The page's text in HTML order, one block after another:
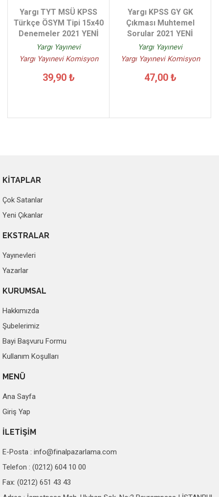
Yargı TYT MSÜ KPSS
Türkçe ÖSYM Tipi 15x40
Denemeler 2021 YENİ
Yargı Yayınevi
Yargı Yayınevi Komisyon
39,90 ₺
Yargı KPSS GY GK
Çıkması Muhtemel
Sorular 2021 YENİ
Yargı Yayınevi
Yargı Yayınevi Komisyon
47,00 ₺
KİTAPLAR
Çok Satanlar
Yeni Çıkanlar
EKSTRALAR
Yayınevleri
Yazarlar
KURUMSAL
Hakkımızda
Şubelerimiz
Bayi Başvuru Formu
Kullanım Koşulları
MENÜ
Ana Sayfa
Giriş Yap
İLETİŞİM
E-Posta : info@finalpazarlama.com
Telefon : (0212) 604 10 00
Fax: (0212) 651 43 43